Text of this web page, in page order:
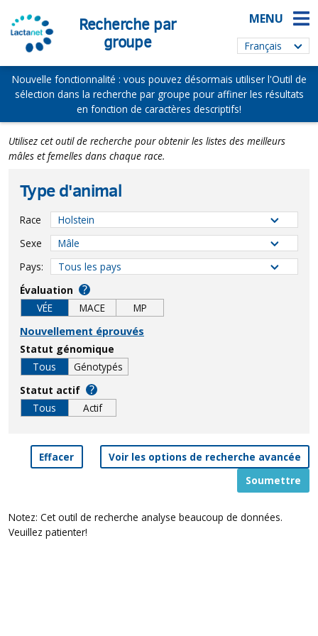
Recherche par
groupe
MENU
Nouvelle fonctionnalité : vous pouvez désormais utiliser l'Outil de
sélection dans la recherche par groupe pour affiner les résultats
en fonction de caractères descriptifs!
Utilisez cet outil de recherche pour obtenir les listes des meilleurs
mâles et femelles dans chaque race.
Type d'animal
Race
Sexe
Pays:
Évaluation
?
VÉE MACE
MP
Nouvellement éprouvés
Statut génomique
Tous
Génotypés
Statut actif
?
Tous Actif
Effacer
Voir les options de recherche avancée
Soumettre
Notez: Cet outil de recherche analyse beaucoup de données.
Veuillez patienter!